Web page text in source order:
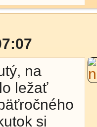
na
ležať
si